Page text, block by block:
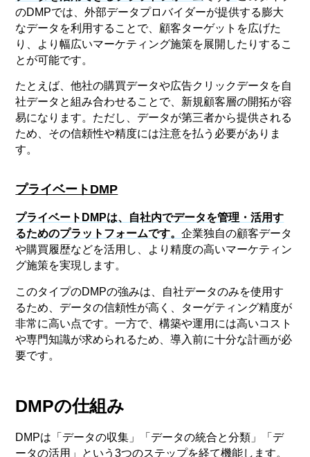
のDMPでは、外部データプロバイダーが提供する膨大
なデータを利用することで、顧客ターゲットを広げた
り、より幅広いマーケティング施策を展開したりするこ
とが可能です。
たとえば、他社の購買データや広告クリックデータを自
社データと組み合わせることで、新規顧客層の開拓が容
易になります。ただし、データが第三者から提供される
ため、その信頼性や精度には注意を払う必要がありま
す。
プライベートDMP
プライベートDMPは、自社内でデータを管理・活用す
るためのプラットフォームです。企業独自の顧客データ
や購買履歴などを活用し、より精度の高いマーケティン
グ施策を実現します。
このタイプのDMPの強みは、自社データのみを使用す
るため、データの信頼性が高く、ターゲティング精度が
非常に高い点です。一方で、構築や運用には高いコスト
や専門知識が求められるため、導入前に十分な計画が必
要です。
DMPの仕組み
DMPは「データの収集」「データの統合と分類」「デ
ータの活用」という3つのステップを経て機能します。